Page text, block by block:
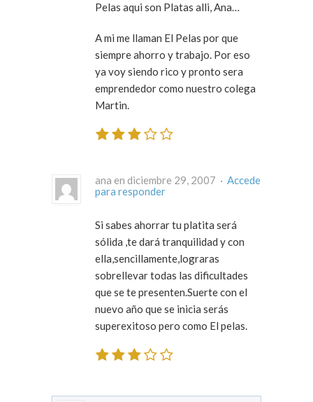
Pelas aqui son Platas alli, Ana…
A mi me llaman El Pelas por que
siempre ahorro y trabajo. Por eso
ya voy siendo rico y pronto sera
emprendedor como nuestro colega
Martin.
ana en diciembre 29, 2007 · Accede
para responder
Si sabes ahorrar tu platita será
sólida ,te dará tranquilidad y con
ella,sencillamente,lograras
sobrellevar todas las dificultades
que se te presenten.Suerte con el
nuevo año que se inicia serás
superexitoso pero como El pelas.